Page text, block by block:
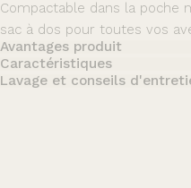
Compactable dans la poche
sac à dos pour toutes vos
Avantages produit
Caractéristiques
Lavage et conseils